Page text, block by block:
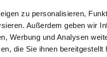
zu personalisieren,
Außerdem geben wir
Werbung und Analysen
die Sie ihnenAll-Star-Games F-